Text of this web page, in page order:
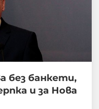
без банкети,
и за Нова